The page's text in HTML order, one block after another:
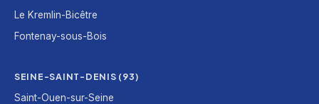
Le Kremlin-Bicêtre
Fontenay-sous-Bois
SEINE-SAINT-DENIS (93)
Saint-Ouen-sur-Seine